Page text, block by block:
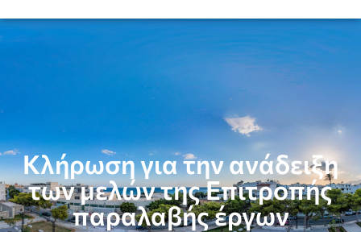
Κλήρωση για την ανάδειξη
των μελών της Επιτροπής
παραλαβής έργων